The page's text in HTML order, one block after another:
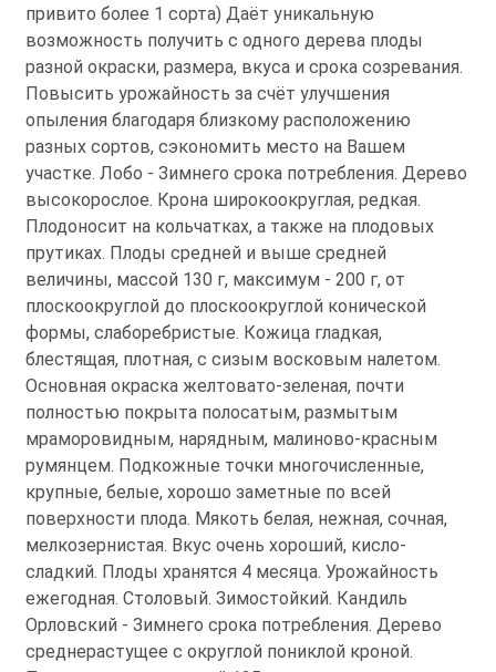
привито более 1 сорта) Даёт уникальную
возможность получить с одного дерева плоды
разной окраски, размера, вкуса и срока созревания.
Повысить урожайность за счёт улучшения
опыления благодаря близкому расположению
разных сортов, сэкономить место на Вашем
участке. Лобо - Зимнего срока потребления. Дерево
высокорослое. Крона широкоокруглая, редкая.
Плодоносит на кольчатках, а также на плодовых
прутиках. Плоды средней и выше средней
величины, массой 130 г, максимум - 200 г, от
плоскоокруглой до плоскоокруглой конической
формы, слаборебристые. Кожица гладкая,
блестящая, плотная, с сизым восковым налетом.
Основная окраска желтовато-зеленая, почти
полностью покрыта полосатым, размытым
мраморовидным, нарядным, малиново-красным
румянцем. Подкожные точки многочисленные,
крупные, белые, хорошо заметные по всей
поверхности плода. Мякоть белая, нежная, сочная,
мелкозернистая. Вкус очень хороший, кисло-
сладкий. Плоды хранятся 4 месяца. Урожайность
ежегодная. Столовый. Зимостойкий. Кандиль
Орловский - Зимнего срока потребления. Дерево
среднерастущее с округлой пониклой кроной.